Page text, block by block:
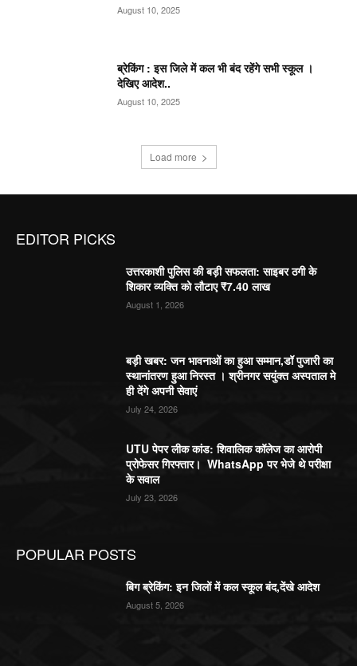
August 10, 2025
ब्रेकिंग : इस जिले में कल भी बंद रहेंगे सभी स्कूल ।
देखिए आदेश..
August 10, 2025
Load more
EDITOR PICKS
उत्तरकाशी पुलिस की बड़ी सफलता: साइबर ठगी के
शिकार व्यक्ति को लौटाए ₹7.40 लाख
August 1, 2026
बड़ी खबर: जन भावनाओं का हुआ सम्मान,डॉ पुजारी का
स्थानांतरण हुआ निरस्त । श्रीनगर सयुंक्त अस्पताल मे
ही देंगे अपनी सेवाएं
July 24, 2026
UTU पेपर लीक कांड: शिवालिक कॉलेज का आरोपी
प्रोफेसर गिरफ्तार। WhatsApp पर भेजे थे परीक्षा
के सवाल
July 23, 2026
POPULAR POSTS
बिग ब्रेकिंग: इन जिलों में कल स्कूल बंद,देंखे आदेश
August 5, 2026